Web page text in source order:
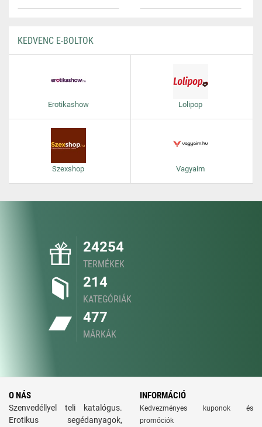
KEDVENC E-BOLTOK
Erotikashow Lolipop
Szexshop Vagyaim
24254
TERMÉKEK
214
KATEGÓRIÁK
477
MÁRKÁK
O NÁS
Szenvedéllyel teli katalógus.
Erotikus segédanyagok,
INFORMÁCIÓ
Kedvezményes kuponok és
promóciók